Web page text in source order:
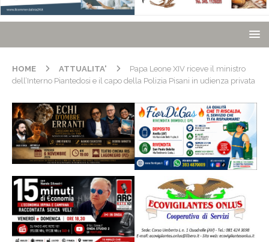
HOME ATTUALITA'
Papa Leone XIV riceve il ministro
dell’Interno Piantedosi e il capo della Polizia Pisani in udienza privata